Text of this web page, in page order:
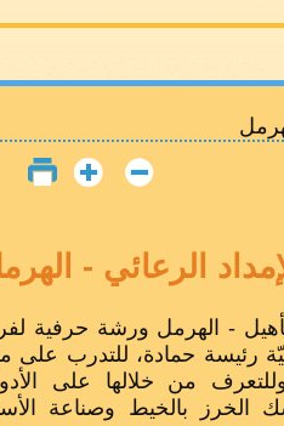
الرعائي -
- الهرمل ورشة حرفية
رئيسة حمادة، للتدرب على
من خلالها على
الخرز بالخيط وصناعة